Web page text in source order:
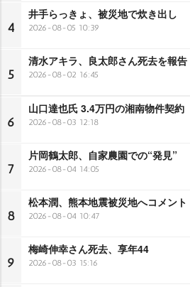
4
井手らっきょ、被災地で炊き出し
2026-08-05 10:39
5
清水アキラ、良太郎さん死去を報告
2026-08-02 16:45
6
山口達也氏 3.4万円の湘南物件契約
2026-08-03 12:18
7
片岡鶴太郎、自家農園での“発見”
2026-08-04 14:05
8
松本潤、熊本地震被災地へコメント
2026-08-04 10:47
9
梅崎伸幸さん死去、享年44
2026-08-03 15:16